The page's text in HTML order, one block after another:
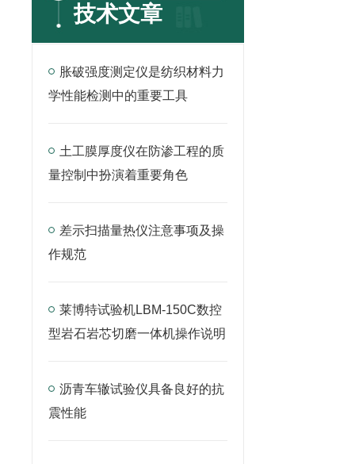
技术文章
胀破强度测定仪是纺织材料力
学性能检测中的重要工具
土工膜厚度仪在防渗工程的质
量控制中扮演着重要角色
差示扫描量热仪注意事项及操
作规范
莱博特试验机LBM-150C数控
型岩石岩芯切磨一体机操作说明
沥青车辙试验仪具备良好的抗
震性能